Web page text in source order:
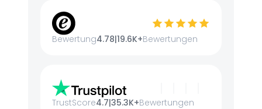
Bewertung4.78|19.6K+Bewertungen
TrustScore4.7|35.3K+Bewertungen